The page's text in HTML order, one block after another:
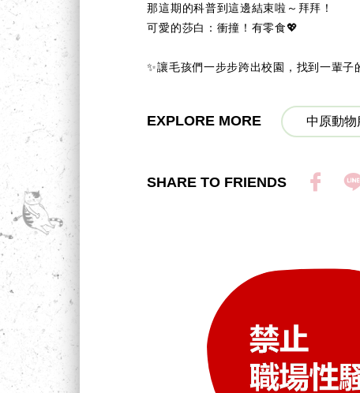
那這期的科普到這邊結束啦～拜拜！
可愛的莎白：衝撞！有零食💖
✨讓毛孩們一步步跨出校園，找到一輩子
EXPLORE MORE 中原動物
SHARE TO FRIENDS